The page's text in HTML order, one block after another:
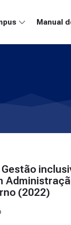
Manual
(2022)